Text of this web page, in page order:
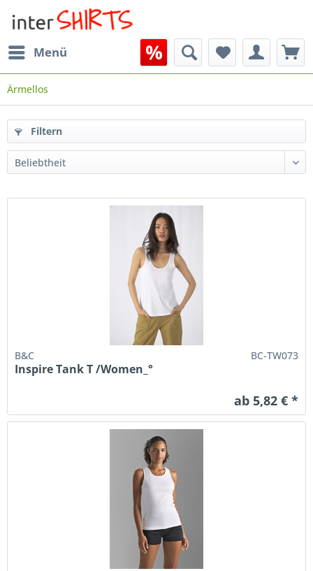
Menü
Ärmellos
Filtern
B&C BC-TW073
Inspire Tank T /Women_°
ab 5,82 € *